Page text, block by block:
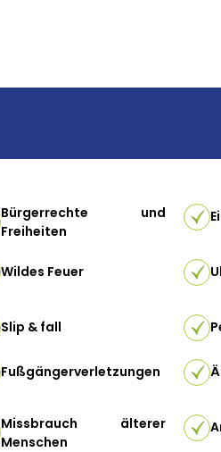
Bürgerrechte und
Freiheiten
Wildes Feuer
Slip & fall
Fußgängerverletzungen
Missbrauch älterer
Menschen